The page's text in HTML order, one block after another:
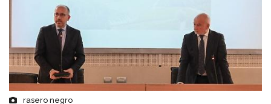
rasero negro